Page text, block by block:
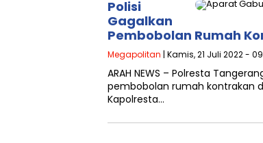
Polisi
Gagalkan
Pembobolan Rumah
Megapolitan | Kamis, 21 Juli 2022 -
ARAH NEWS – Polresta
pembobolan rumah kontrakan
Kapolresta…